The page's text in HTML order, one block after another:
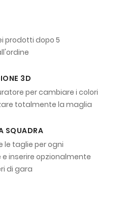
prodotti dopo 5
3D
per cambiare i colori
totalmente la maglia
SQUADRA
le taglie per ogni
inserire opzionalmente
di gara